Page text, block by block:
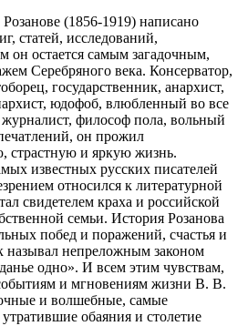
(1856-1919) написано
статей, исследований,
он остается самым загадочным,
Серебряного века. Консерватор,
государственник, анархист,
юдофоб, влюбленный во все
философ пола, вольный
он прожил
страстную и яркую жизнь.
известных русских писателей
относился к литературной
свидетелем краха и российской
семьи. История Розанова
побед и поражений, счастья и
называл непреложным законом
одно». И всем этим чувствам,
и мгновениям жизни В. В.
и волшебные, самые
обаяния и столетие